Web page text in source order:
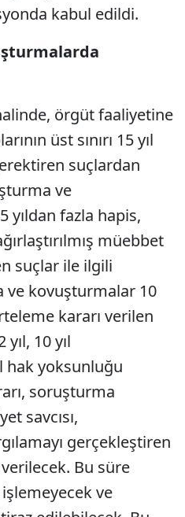
kabul edildi.
örgüt faaliyetine
üst sınırı 15 yıl
suçlardan
ve
yıldan fazla hapis,
müebbet
suçlar ile ilgili
kovuşturmalar 10
kararı verilen
10 yıl
hak yoksunluğu
soruşturma
savcısı,
gerçekleştiren
Bu süre
ve